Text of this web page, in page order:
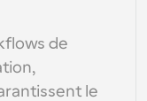
de
le